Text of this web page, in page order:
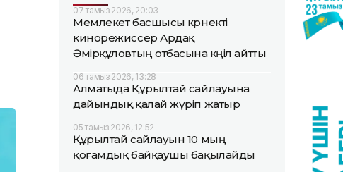
07 тамыз 2026, 20:03
Мемлекет басшысы көрнекті
кинорежиссер Ардақ
Әмірқұловтың отбасына көңіл айтты
06 тамыз 2026, 13:28
Алматыда Құрылтай сайлауына
дайындық қалай жүріп жатыр
05 тамыз 2026, 12:52
Құрылтай сайлауын 10 мың
қоғамдық байқаушы бақылайды